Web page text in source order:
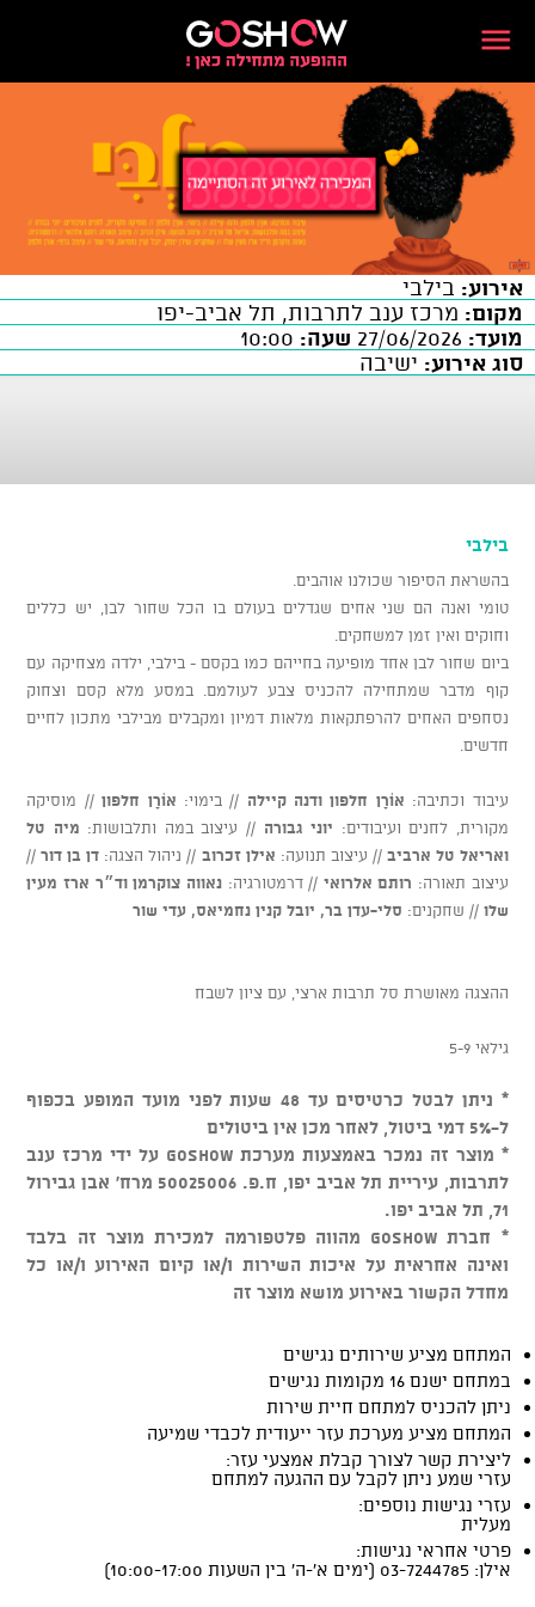
אירוע: בילבי
מקום: מרכז ענב לתרבות, תל אביב-יפו
מועד:
שעה:
סוג אירוע: ישיבה
בילבי
בהשראת הסיפור שכולנו אוהבים.
טומי ואנה הם שני אחים שגדלים בעולם בו הכל שחור לבן, יש כללים
וחוקים ואין זמן למשחקים.
ביום שחור לבן אחד מופיעה בחייהם כמו בקסם - בילבי, ילדה מצחיקה עם
קוף מדבר שמתחילה להכניס צבע לעולמם. במסע מלא קסם וצחוק
נסחפים האחים להרפתקאות מלאות דמיון ומקבלים מבילבי מתכון לחיים
חדשים.
עיבוד וכתיבה: אוֹרָן חלפון ודנה קיילה // בימוי: אוֹרָן חלפון// מוסיקה
מקורית, לחנים ועיבודים: יוני גבורה // עיצוב במה ותלבושות: מיה טל
ואריאל טל ארביב // עיצוב תנועה: אילן זכרוב // ניהול הצגה: דן בן דור//
עיצוב תאורה: רותם אלרואי // דרמטורגיה:נאווה צוקרמן וד״ר ארז מעין
שלו // שחקנים: סלי-עדן בר, יובל קנין נחמיאס, עדי שור
ההצגה מאושרת סל תרבות ארצי, עם ציון לשבח
גילאי 5-9
* ניתן לבטל כרטיסים עד 48 שעות לפני מועד המופע בכפוף
ל-5% דמי ביטול, לאחר מכן אין ביטולים
* מוצר זה נמכר באמצעות מערכת GOSHOW על ידי מרכז ענב
לתרבות, עיריית תל אביב יפו, ח.פ. 50025006 מרח' אבן גבירול
71, תל אביב יפו.
* חברת GOSHOW מהווה פלטפורמה למכירת מוצר זה בלבד
ואינה אחראית על איכות השירות ו/או קיום האירוע ו/או כל
מחדל הקשור באירוע מושא מוצר זה
המתחם מציע שירותים נגישים
במתחם ישנם 16 מקומות נגישים
ניתן להכניס למתחם חיית שירות
המתחם מציע מערכת עזר ייעודית לכבדי שמיעה
ליצירת קשר לצורך קבלת אמצעי עזר:
עזרי שמע ניתן לקבל עם ההגעה למתחם
עזרי נגישות נוספים:
מעלית
פרטי אחראי נגישות:
אילן: 03-7244785 (ימים א'-ה' בין השעות 10:00-17:00)